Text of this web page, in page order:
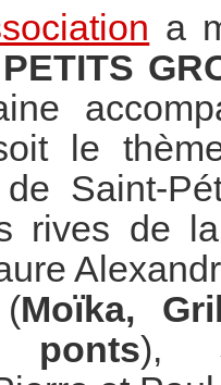
a
PETITS
le
de Saint-
rives de
Moïka,
ponts),